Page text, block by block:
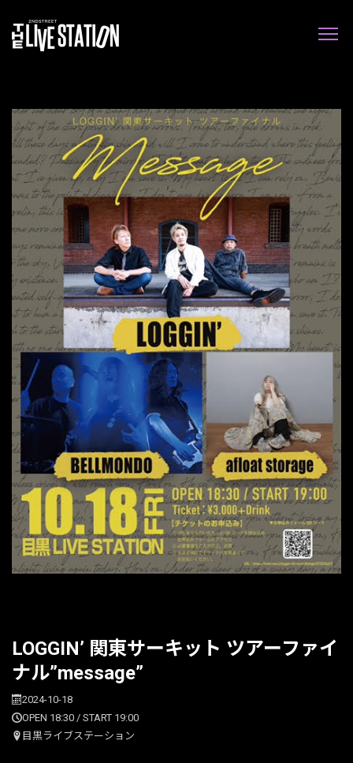
LOGGIN’ 関東サーキット ツアーファイ
ナル”message”
2024-10-18
OPEN 18:30 / START 19:00
目黒ライブステーション